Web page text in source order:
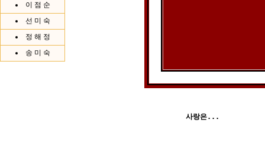
이 점 순
선 미 숙
정 해 정
송 미 숙
사랑은...